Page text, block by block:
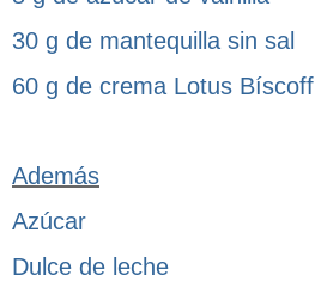
30 g de mantequilla sin sal
60 g de crema Lotus Bíscoff
Además
Azúcar
Dulce de leche